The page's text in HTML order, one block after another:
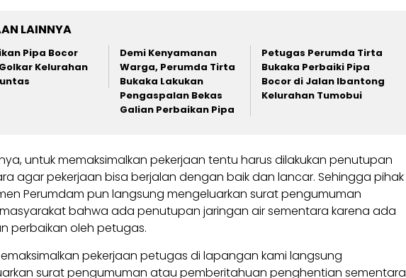
LAINNYA
Pipa Bocor
Kelurahan
Demi Kenyamanan
Warga, Perumda Tirta
Bukaka Lakukan
Pengaspalan Bekas
Galian Perbaikan Pipa
Petugas Perumda Tirta
Bukaka Perbaiki Pipa
Bocor di Jalan Ibantong
Kelurahan Tumobui
untuk memaksimalkan pekerjaan tentu harus dilakukan penutupan
agar pekerjaan bisa berjalan dengan baik dan lancar. Sehingga pihak
Perumdam pun langsung mengeluarkan surat pengumuman
bahwa ada penutupan jaringan air sementara karena ada
perbaikan oleh petugas.
pekerjaan petugas di lapangan kami langsung
surat pengumuman atau pemberitahuan penghentian sementara